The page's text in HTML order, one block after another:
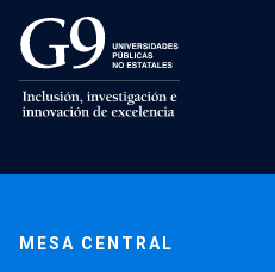
MESA CENTRAL